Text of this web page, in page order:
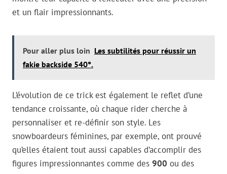
et un flair impressionnants.
Pour aller plus loin Les subtilités pour réussir un
fakie backside 540°.
L’évolution de ce trick est également le reflet d’une
tendance croissante, où chaque rider cherche à
personnaliser et re-définir son style. Les
snowboardeurs féminines, par exemple, ont prouvé
qu’elles étaient tout aussi capables d’accomplir des
figures impressionnantes comme des 900 ou des